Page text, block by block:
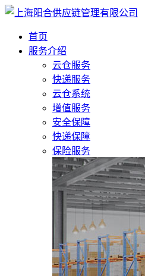
首页
服务介绍
云仓服务
快递服务
云仓系统
增值服务
安全保障
快递保障
保险服务